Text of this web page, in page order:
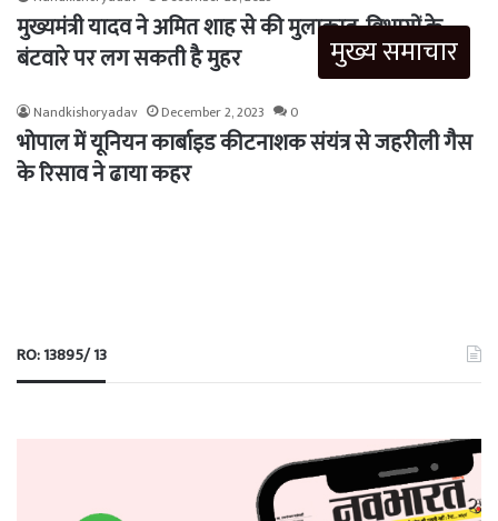
मुख्यमंत्री यादव ने अमित शाह से की मुलाकात, विभागों के
बंटवारे पर लग सकती है मुहर
मुख्य समाचार
Nandkishoryadav December 2, 2023 0
भोपाल में यूनियन कार्बाइड कीटनाशक संयंत्र से जहरीली गैस
के रिसाव ने ढाया कहर
RO: 13895/ 13